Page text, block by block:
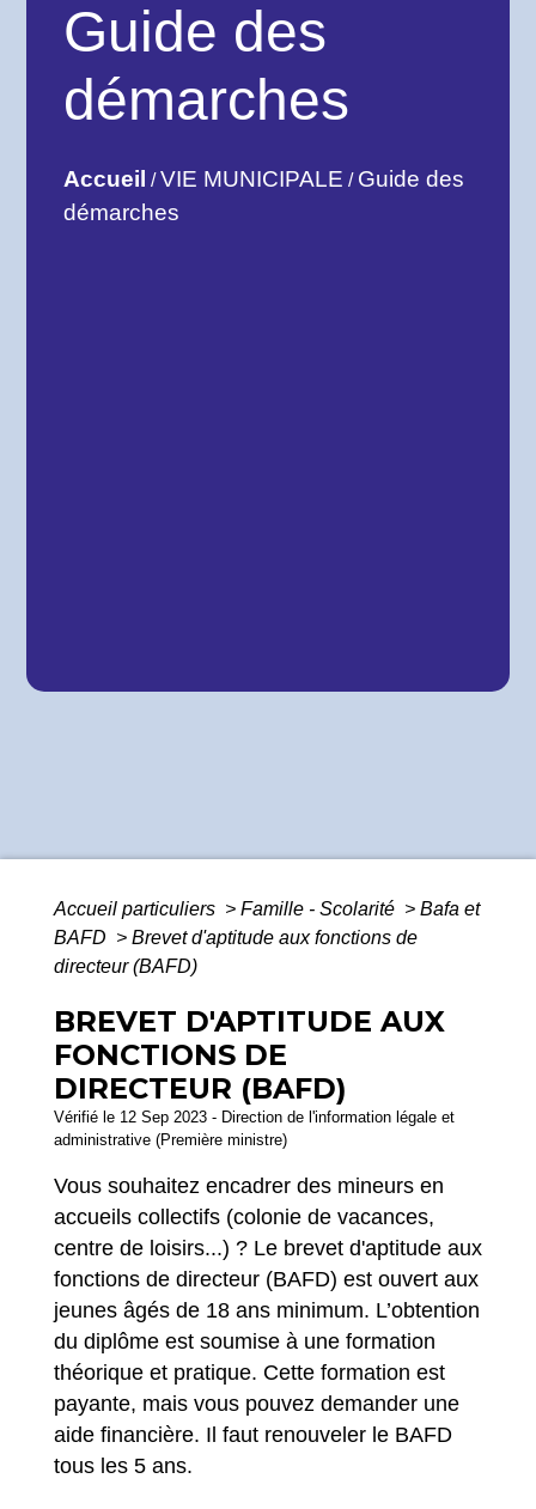
Guide des
démarches
Accueil /VIE MUNICIPALE / Guide des
démarches
Accueil particuliers > Famille - Scolarité > Bafa et
BAFD > Brevet d'aptitude aux fonctions de
directeur (BAFD)
BREVET D'APTITUDE AUX
FONCTIONS DE
DIRECTEUR (BAFD)
Vérifié le 12 Sep 2023 - Direction de l'information légale et
administrative (Première ministre)
Vous souhaitez encadrer des mineurs en
accueils collectifs (colonie de vacances,
centre de loisirs...) ? Le brevet d'aptitude aux
fonctions de directeur (BAFD) est ouvert aux
jeunes âgés de 18 ans minimum. L’obtention
du diplôme est soumise à une formation
théorique et pratique. Cette formation est
payante, mais vous pouvez demander une
aide financière. Il faut renouveler le BAFD
tous les 5 ans.